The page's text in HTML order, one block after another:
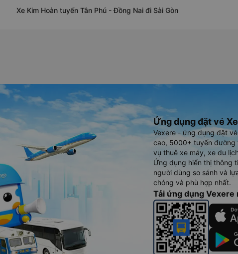
Xe Kim Hoàn tuyến Tân Phú - Đồng Nai đi Sài Gòn
Ứng dụng đặt vé
Vexere - ứng dụng đặt
cao, 5000+ tuyến đường
vụ thuê xe máy, xe du
Ứng dụng hiển thị thông
người dùng so sánh và
chóng và phù hợp nhất.
Tải ứng dụng Vexere